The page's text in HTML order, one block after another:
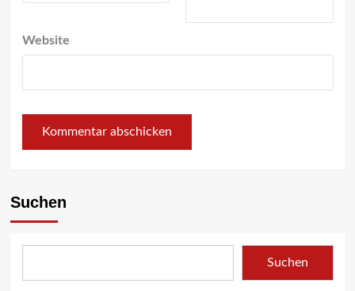
Website
Suchen
Suchen